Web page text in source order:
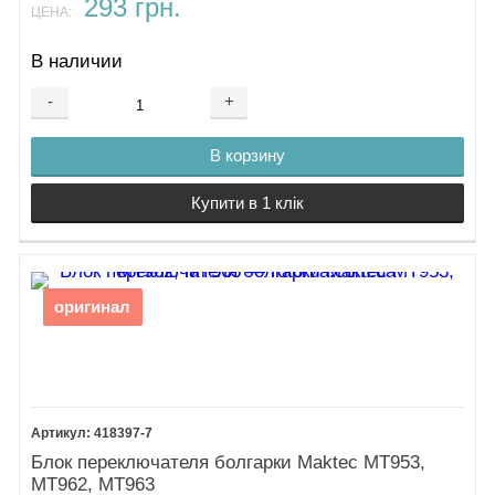
ЦЕНА: 293 грн.
В наличии
- +
В корзину
Купити в 1 клік
оригинал
418397-7
Блок переключателя болгарки Maktec MT953,
MT962, MT963